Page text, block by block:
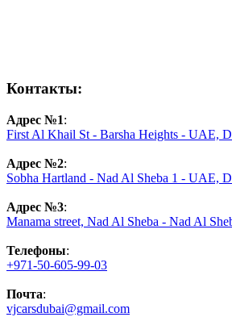
Контакты:
Адрес №1:
First Al Khail St - Barsha Heights - UAE,
Адрес №2:
Sobha Hartland - Nad Al Sheba 1 - UAE,
Адрес №3:
Manama street, Nad Al Sheba - Nad Al
Телефоны:
+971-50-605-99-03
Почта:
vjcarsdubai@gmail.com